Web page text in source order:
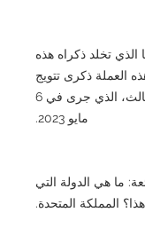
الذي تخلد ذكراه هذه
العملة ذكرى تتويج
الملك تشارلز الثالث، الذي جرى في 6
مايو 2023.
ما هي الدولة التي
المملكة المتحدة.